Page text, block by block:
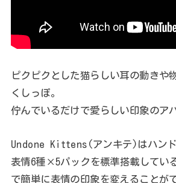
ピクピクとした猫らしい耳の動きや
くしっぽ。
佇んでいるだけで愛らしい印象のア
Undone Kittens(アンキテ)はハンド
表情6種×5パックを標準搭載してい
で簡単に表情の印象を変えることが